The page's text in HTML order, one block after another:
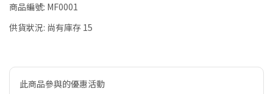
商品編號: MF0001
供貨狀況: 尚有庫存 15
此商品參與的優惠活動